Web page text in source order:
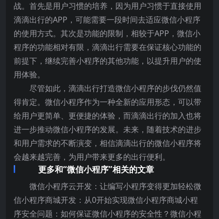
战。首先是用户习惯的培养，因为用户习惯于直接使用
滴滴出行的APP，可能需要一段时间去适应微信小程序
的使用方式。其次是功能的限制，相较于APP，微信小
程序的功能相对有限，滴滴出行需要在保证核心功能的
前提下，继续完善小程序的其他功能，以提升用户的使
用体验。
尽管如此，滴滴出行打造微信小程序的步伐仍然值
得肯定。微信小程序作为一种全新的应用形态，可以带
给用户更简单、更便捷的体验，而滴滴出行的加入也将
进一步推动微信小程序的发展。未来，随着技术的进步
和用户需求的不断演变，相信滴滴出行的微信小程序将
会越来越完善，为用户带来更多的出行便利。
更多和“微信小程序”相关的文章
微信小程序云开发：让编写小程序变得更加轻松微
信小程序商城开发：从0开始实现微信小程序商城小程
序安全问题：如何保证微信小程序的安全性？微信小程